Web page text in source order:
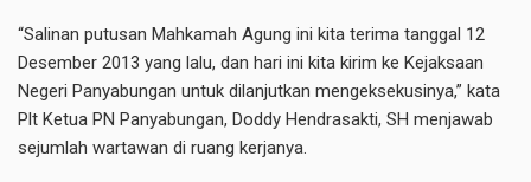
“Salinan putusan Mahkamah Agung ini kita terima tanggal 12
Desember 2013 yang lalu, dan hari ini kita kirim ke Kejaksaan
Negeri Panyabungan untuk dilanjutkan mengeksekusinya,” kata
Plt Ketua PN Panyabungan, Doddy Hendrasakti, SH menjawab
sejumlah wartawan di ruang kerjanya.